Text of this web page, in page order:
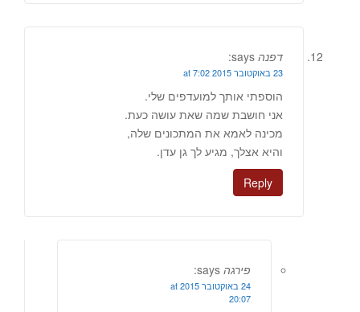
דפנה says:
23 באוקטובר 2015 at 7:02
הוספתי אותך למועדפים שלי.
אני חושבת שמה שאת עושה כעת.
מכינה לאמא את המתכונים שלה,
והיא אצלך, מגיע לך גן עדן.
Reply
פירגה says:
24 באוקטובר 2015 at
20:07